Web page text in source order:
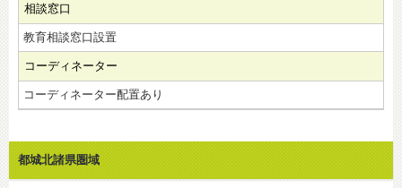
相談窓口
教育相談窓口設置
コーディネーター
コーディネーター配置あり
都城北諸県圏域